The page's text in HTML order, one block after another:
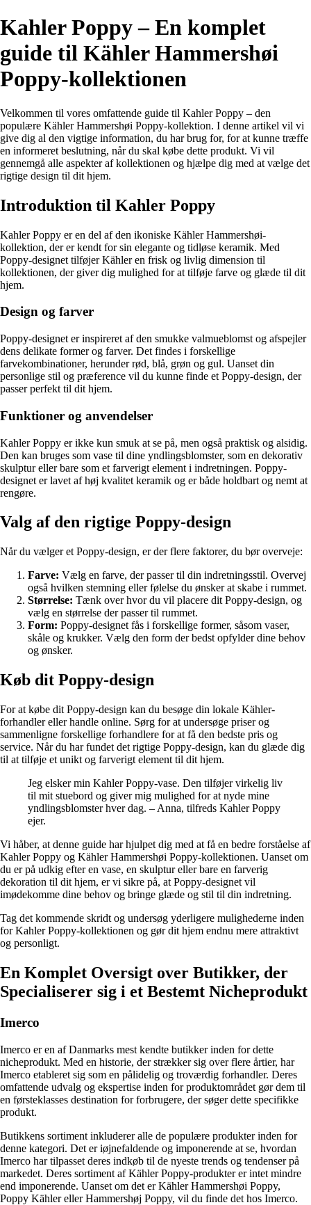
Kahler Poppy – En komplet
guide til Kähler Hammershøi
Poppy-kollektionen
Velkommen til vores omfattende guide til Kahler Poppy – den
populære Kähler Hammershøi Poppy-kollektion. I denne artikel vil vi
give dig al den vigtige information, du har brug for, for at kunne træffe
en informeret beslutning, når du skal købe dette produkt. Vi vil
gennemgå alle aspekter af kollektionen og hjælpe dig med at vælge det
rigtige design til dit hjem.
Introduktion til Kahler Poppy
Kahler Poppy er en del af den ikoniske Kähler Hammershøi-
kollektion, der er kendt for sin elegante og tidløse keramik. Med
Poppy-designet tilføjer Kähler en frisk og livlig dimension til
kollektionen, der giver dig mulighed for at tilføje farve og glæde til dit
hjem.
Design og farver
Poppy-designet er inspireret af den smukke valmueblomst og afspejler
dens delikate former og farver. Det findes i forskellige
farvekombinationer, herunder rød, blå, grøn og gul. Uanset din
personlige stil og præference vil du kunne finde et Poppy-design, der
passer perfekt til dit hjem.
Funktioner og anvendelser
Kahler Poppy er ikke kun smuk at se på, men også praktisk og alsidig.
Den kan bruges som vase til dine yndlingsblomster, som en dekorativ
skulptur eller bare som et farverigt element i indretningen. Poppy-
designet er lavet af høj kvalitet keramik og er både holdbart og nemt at
rengøre.
Valg af den rigtige Poppy-design
Når du vælger et Poppy-design, er der flere faktorer, du bør overveje:
Farve: Vælg en farve, der passer til din indretningsstil. Overvej
også hvilken stemning eller følelse du ønsker at skabe i rummet.
Størrelse: Tænk over hvor du vil placere dit Poppy-design, og
vælg en størrelse der passer til rummet.
Form: Poppy-designet fås i forskellige former, såsom vaser,
skåle og krukker. Vælg den form der bedst opfylder dine behov
og ønsker.
Køb dit Poppy-design
For at købe dit Poppy-design kan du besøge din lokale Kähler-
forhandler eller handle online. Sørg for at undersøge priser og
sammenligne forskellige forhandlere for at få den bedste pris og
service. Når du har fundet det rigtige Poppy-design, kan du glæde dig
til at tilføje et unikt og farverigt element til dit hjem.
Jeg elsker min Kahler Poppy-vase. Den tilføjer virkelig liv
til mit stuebord og giver mig mulighed for at nyde mine
yndlingsblomster hver dag. – Anna, tilfreds Kahler Poppy
ejer.
Vi håber, at denne guide har hjulpet dig med at få en bedre forståelse af
Kahler Poppy og Kähler Hammershøi Poppy-kollektionen. Uanset om
du er på udkig efter en vase, en skulptur eller bare en farverig
dekoration til dit hjem, er vi sikre på, at Poppy-designet vil
imødekomme dine behov og bringe glæde og stil til din indretning.
Tag det kommende skridt og undersøg yderligere mulighederne inden
for Kahler Poppy-kollektionen og gør dit hjem endnu mere attraktivt
og personligt.
En Komplet Oversigt over Butikker, der
Specialiserer sig i et Bestemt Nicheprodukt
Imerco
Imerco er en af Danmarks mest kendte butikker inden for dette
nicheprodukt. Med en historie, der strækker sig over flere årtier, har
Imerco etableret sig som en pålidelig og troværdig forhandler. Deres
omfattende udvalg og ekspertise inden for produktområdet gør dem til
en førsteklasses destination for forbrugere, der søger dette specifikke
produkt.
Butikkens sortiment inkluderer alle de populære produkter inden for
denne kategori. Det er iøjnefaldende og imponerende at se, hvordan
Imerco har tilpasset deres indkøb til de nyeste trends og tendenser på
markedet. Deres sortiment af Kähler Poppy-produkter er intet mindre
end imponerende. Uanset om det er Kähler Hammershøi Poppy,
Poppy Kähler eller Hammershøj Poppy, vil du finde det hos Imerco.